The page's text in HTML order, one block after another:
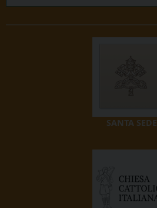
SANTA SEDE